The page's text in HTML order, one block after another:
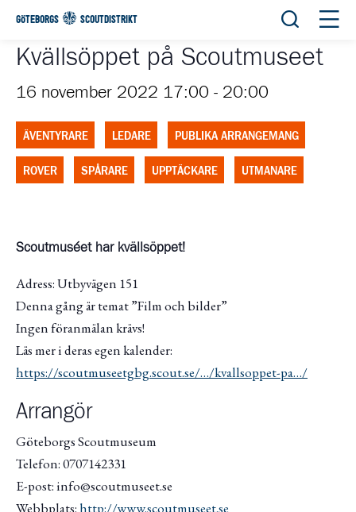
GÖTEBORGS SCOUTDISTRIKT Öppna
Kvällsöppet på Scoutmuseet
16 november 2022 17:00 - 20:00
ÄVENTYRARE LEDARE PUBLIKA ARRANGEMANG
ROVER SPÅRARE UPPTÄCKARE UTMANARE
Scoutmuséet har kvällsöppet!
Adress: Utbyvägen 151
Denna gång är temat ”Film och bilder”
Ingen föranmälan krävs!
Läs mer i deras egen kalender:
https://scoutmuseetgbg.scout.se/…/kvallsoppet-pa…/
Arrangör
Göteborgs Scoutmuseum
Telefon: 0707142331
E-post: info@scoutmuseet.se
Webbplats:http://www.scoutmuseet.se